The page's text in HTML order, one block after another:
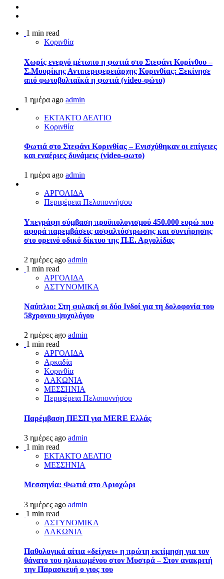
1 min read
Κορινθία
Χωρίς ενεργό μέτωπο η φωτιά στο Στεφάνι Κορίνθου –
Σ.Μουρίκης Αντιπεριφερειάρχης Κορινθίας: Ξεκίνησε
από φωτοβολταϊκά η φωτιά (video-φώτο)
1 ημέρα ago admin
ΕΚΤΑΚΤΟ ΔΕΛΤΙΟ
Κορινθία
Φωτιά στο Στεφάνι Κορινθίας – Ενισχύθηκαν οι επίγειες
και εναέριες δυνάμεις (video-φωτο)
1 ημέρα ago admin
ΑΡΓΟΛΙΔΑ
Περιφέρεια Πελοποννήσου
Υπεγράφη σύμβαση προϋπολογισμού 450.000 ευρώ που
αφορά παρεμβάσεις ασφαλτόστρωσης και συντήρησης
στο ορεινό οδικό δίκτυο της Π.Ε. Αργολίδας
2 ημέρες ago admin
1 min read
ΑΡΓΟΛΙΔΑ
ΑΣΤΥΝΟΜΙΚΑ
Ναύπλιο: Στη φυλακή οι δύο Ινδοί για τη δολοφονία του
58χρονου ψυχολόγου
2 ημέρες ago admin
1 min read
ΑΡΓΟΛΙΔΑ
Αρκαδία
Κορινθία
ΛΑΚΩΝΙΑ
ΜΕΣΣΗΝΙΑ
Περιφέρεια Πελοποννήσου
Παρέμβαση ΠΕΣΠ για MERE Ελλάς
3 ημέρες ago admin
1 min read
ΕΚΤΑΚΤΟ ΔΕΛΤΙΟ
ΜΕΣΣΗΝΙΑ
Μεσσηνία: Φωτιά στο Αριοχώρι
3 ημέρες ago admin
1 min read
ΑΣΤΥΝΟΜΙΚΑ
ΛΑΚΩΝΙΑ
Παθολογικά αίτια «δείχνει» η πρώτη εκτίμηση για τον
θάνατο του ηλικιωμένου στον Μυστρά – Στον ανακριτή
την Παρασκευή ο γιος του